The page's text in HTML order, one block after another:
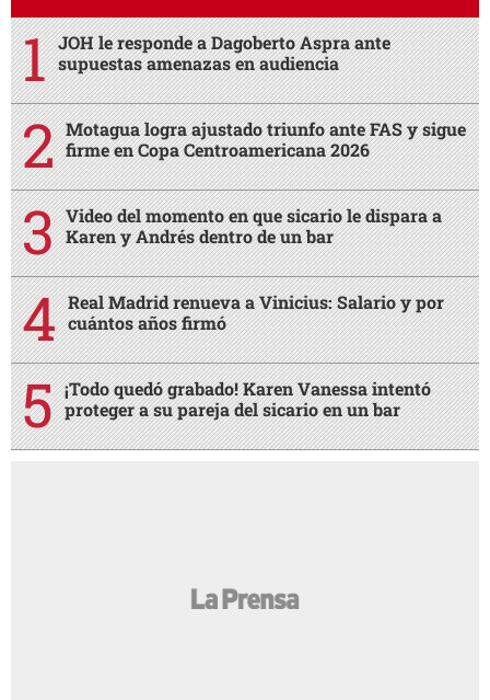
JOH le responde a Dagoberto Aspra ante
supuestas amenazas en audiencia
Motagua logra ajustado triunfo ante FAS y sigue
firme en Copa Centroamericana 2026
Video del momento en que sicario le dispara a
Karen y Andrés dentro de un bar
Real Madrid renueva a Vinicius: Salario y por
cuántos años firmó
¡Todo quedó grabado! Karen Vanessa intentó
proteger a su pareja del sicario en un bar